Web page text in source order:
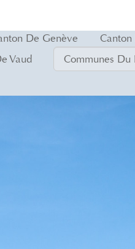
De Genève
Canton
Vaud